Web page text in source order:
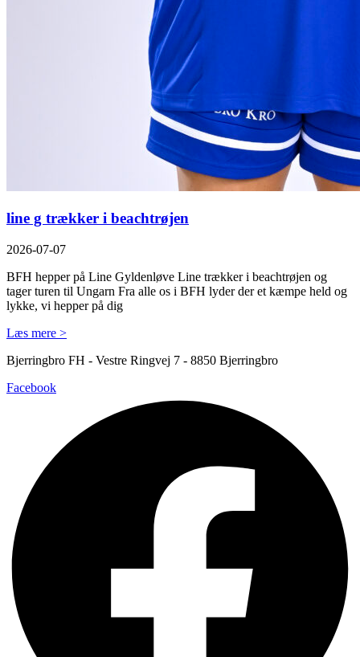
line g trækker i beachtrøjen
2026-07-07
BFH hepper på Line Gyldenløve Line trækker i beachtrøjen og
tager turen til Ungarn Fra alle os i BFH lyder der et kæmpe held og
lykke, vi hepper på dig
Læs mere >
Bjerringbro FH - Vestre Ringvej 7 - 8850 Bjerringbro
Facebook